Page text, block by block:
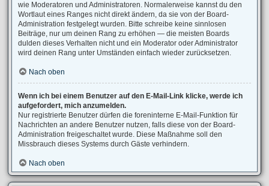
wie Moderatoren und Administratoren. Normalerweise kannst du den
Wortlaut eines Ranges nicht direkt ändern, da sie von der Board-
Administration festgelegt wurden. Bitte schreibe keine sinnlosen
Beiträge, nur um deinen Rang zu erhöhen — die meisten Boards
dulden dieses Verhalten nicht und ein Moderator oder Administrator
wird deinen Rang unter Umständen einfach wieder zurücksetzen.
Nach oben
Wenn ich bei einem Benutzer auf den E-Mail-Link klicke, werde ich
aufgefordert, mich anzumelden.
Nur registrierte Benutzer dürfen die foreninterne E-Mail-Funktion für
Nachrichten an andere Benutzer nutzen, falls diese von der Board-
Administration freigeschaltet wurde. Diese Maßnahme soll den
Missbrauch dieses Systems durch Gäste verhindern.
Nach oben